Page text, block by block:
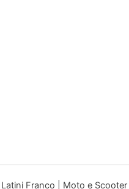
Franco | Moto e Scooter